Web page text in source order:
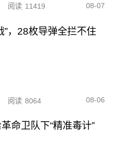
阅读 11419 08-07
”，28枚导弹全拦不住
阅读 8064 08-06
命卫队下“精准毒计”